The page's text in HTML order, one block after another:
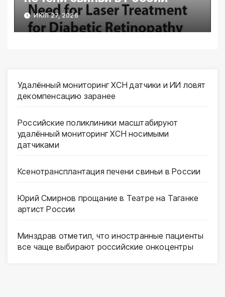
ИЮЛ 27, 2026
Удалённый мониторинг ХСН датчики и ИИ ловят
декомпенсацию заранее
Российские поликлиники масштабируют
удалённый мониторинг ХСН носимыми
датчиками
Ксенотрансплантация печени свиньи в России
Юрий Смирнов прощание в Театре на Таганке
артист России
Минздрав отметил, что иностранные пациенты
все чаще выбирают российские онкоцентры